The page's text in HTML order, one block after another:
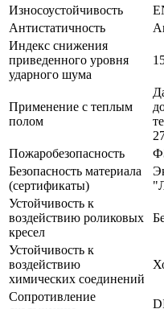
Износоустойчивость
Антистатичность
Индекс снижения
приведенного уровня
ударного шума
Применение с теплым
полом
Пожаробезопасность
Безопасность материала
(сертификаты)
Устойчивость к
воздействию роликовых
кресел
Устойчивость к
воздействию
химических соединений
Сопротивление